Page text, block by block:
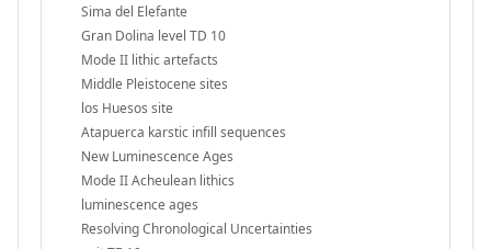
Sima del Elefante
Gran Dolina level TD 10
Mode II lithic artefacts
Middle Pleistocene sites
los Huesos site
Atapuerca karstic infill sequences
New Luminescence Ages
Mode II Acheulean lithics
luminescence ages
Resolving Chronological Uncertainties